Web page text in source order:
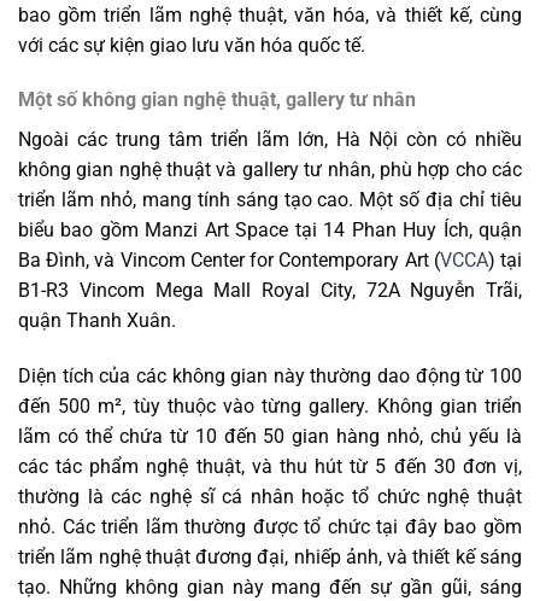
bao gồm triển lãm nghệ thuật, văn hóa, và thiết kế, cùng
với các sự kiện giao lưu văn hóa quốc tế.
Một số không gian nghệ thuật, gallery tư nhân
Ngoài các trung tâm triển lãm lớn, Hà Nội còn có nhiều
không gian nghệ thuật và gallery tư nhân, phù hợp cho các
triển lãm nhỏ, mang tính sáng tạo cao. Một số địa chỉ tiêu
biểu bao gồm Manzi Art Space tại 14 Phan Huy Ích, quận
Ba Đình, và Vincom Center for Contemporary Art (VCCA) tại
B1-R3 Vincom Mega Mall Royal City, 72A Nguyễn Trãi,
quận Thanh Xuân.
Diện tích của các không gian này thường dao động từ 100
đến 500 m², tùy thuộc vào từng gallery. Không gian triển
lãm có thể chứa từ 10 đến 50 gian hàng nhỏ, chủ yếu là
các tác phẩm nghệ thuật, và thu hút từ 5 đến 30 đơn vị,
thường là các nghệ sĩ cá nhân hoặc tổ chức nghệ thuật
nhỏ. Các triển lãm thường được tổ chức tại đây bao gồm
triển lãm nghệ thuật đương đại, nhiếp ảnh, và thiết kế sáng
tạo. Những không gian này mang đến sự gần gũi, sáng